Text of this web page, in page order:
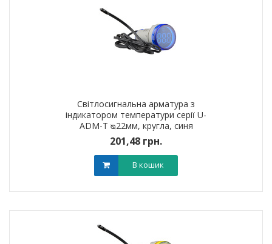
Світлосигнальна арматура з
індикатором температури серії U-
ADM-T ᴓ22мм, кругла, синя
201,48 грн.
В кошик